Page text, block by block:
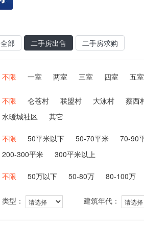
全部 二手房出售 二手房求购
不限 一室 两室 三室 四室 五室
不限 仑苍村 联盟村 大泳村 蔡西
水暖城社区
其它
不限 50平米以下 50-70平米 70-90
200-300平米
300平米以上
不限 50万以下 50-80万 80-100万
类型： 建筑年代：